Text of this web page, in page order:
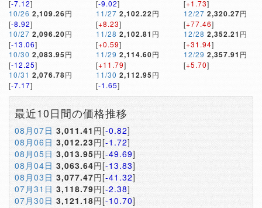
[-7.12]
10/26 2,109.26円
[-8.92]
10/27 2,096.20円
[-13.06]
10/30 2,083.95円
[-12.25]
10/31 2,076.78円
[-7.17]
[-9.02]
11/27 2,102.22円
[+8.23]
11/28 2,102.81 円
[+0.59]
11/29 2,114.60円
[+11.79]
11/30 2,112.95円
[-1.65]
[+1.73]
12/27 2,320.27円
[+77.46]
12/28 2,352.21 円
[+31.94]
12/29 2,357.91 円
[+5.70]
最近10日間の価格推移
08月07日 3,011.41 円[-0.82]
08月06日 3,012.23円[-1.72]
08月05日 3,013.95円[-49.69]
08月04日 3,063.64円[-13.83]
08月03日 3,077.47円[-41.32]
07月31日 3,118.79円[-2.38]
07月30日 3,121.18円[-10.70]